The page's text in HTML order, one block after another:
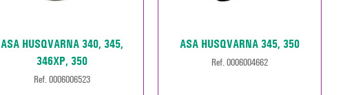
ASA HUSQVARNA 340, 345,
346XP, 350
Ref. 0006006523
ASA HUSQVARNA 345, 350
Ref. 0006004662